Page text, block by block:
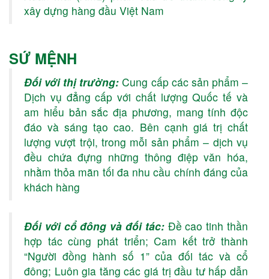
xây dựng hàng đầu Việt Nam
SỨ MỆNH
Đối với thị trường: Cung cấp các sản phẩm –
Dịch vụ đẳng cấp với chất lượng Quốc tế và
am hiểu bản sắc địa phương, mang tính độc
đáo và sáng tạo cao. Bên cạnh giá trị chất
lượng vượt trội, trong mỗi sản phẩm – dịch vụ
đều chứa đựng những thông điệp văn hóa,
nhằm thỏa mãn tối đa nhu cầu chính đáng của
khách hàng
Đối với cổ đông và đối tác:Đề cao tinh thần
hợp tác cùng phát triển; Cam kết trở thành
“Người đồng hành số 1” của đối tác và cổ
đông; Luôn gia tăng các giá trị đầu tư hấp dẫn